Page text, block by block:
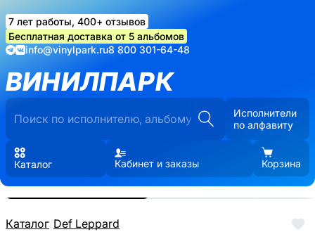
7 лет работы, 400+ отзывов
Бесплатная доставка от 5 альбомов
info@vinylpark.ru8 800 301-64-48
ВИНИЛПАРК
Исполнители
по алфавиту
Каталог Кабинет и заказы Корзина
Каталог/Def Leppard
Реальные фото пластинки.
Нажмите, чтобы увеличить